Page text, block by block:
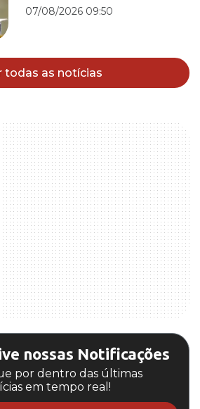
07/08/2026 09:50
todas as notícias
nossas Notificações
por dentro das últimas
em tempo real!